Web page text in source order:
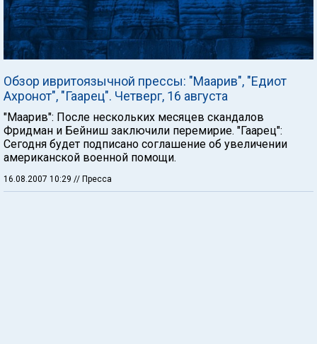
Обзор ивритоязычной прессы: "Маарив", "Едиот
Ахронот", "Гаарец". Четверг, 16 августа
"Маарив": После нескольких месяцев скандалов
Фридман и Бейниш заключили перемирие. "Гаарец":
Сегодня будет подписано соглашение об увеличении
американской военной помощи.
16.08.2007 10:29 // Пресса